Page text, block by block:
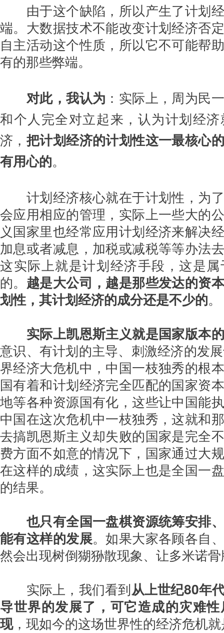
由于这个缺陷，所以产生了计划
端。大数据技术不能改变计划经济否
自主活动这个性质，所以它不可能帮
有的那些弊端。
对此，我认为 ： 实际上，周为民
和个人完全对立起来，认为计划经
济， 把计划经济的计划性这一最核心
有用心的。
计划经济核心就在于计划性，为
会应用相应的管理，实际上一些大的
义国家里也经常应用计划经济来解决
加息或者减息，加税或减税等等办法
这实际上就是计划经济手段，这是
的。 越是大公司，越是那些发达的资
划性，其计划经济的成分还是不少的。
实际上凯恩斯主义就是国家版本
意识、有计划的主导、刺激经济的发
界经济大危机中，中国一枝独秀的根
国有着和计划经济完全匹配的国家资
地等各种资源国有化，这些让中国能
中国在这次危机中一枝独秀，这就和
去搞凯恩斯主义却失败的国家是完全
费方面不如意的情况下，国家通过大
在这样的成绩，这实际上也是全国一
的结果。
也只有全国一盘棋资源统筹安排
能有这样的发展。如果大家各顾各自
然会出现树倒猢狲散现象、让多米诺
实际上，我们看到从上世纪80年
导世界的发展了，可它造成的灾难
现，现如今的这场世界性的经济危机